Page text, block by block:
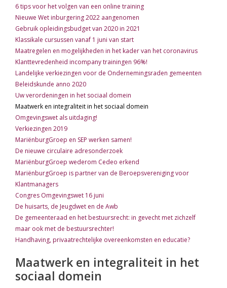
6 tips voor het volgen van een online training
Nieuwe Wet inburgering 2022 aangenomen
Gebruik opleidingsbudget van 2020 in 2021
Klassikale cursussen vanaf 1 juni van start
Maatregelen en mogelijkheden in het kader van het coronavirus
Klanttevredenheid incompany trainingen 96%!
Landelijke verkiezingen voor de Ondernemingsraden gemeenten
Beleidskunde anno 2020
Uw verordeningen in het sociaal domein
Maatwerk en integraliteit in het sociaal domein
Omgevingswet als uitdaging!
Verkiezingen 2019
MariënburgGroep en SEP werken samen!
De nieuwe circulaire adresonderzoek
MariënburgGroep wederom Cedeo erkend
MariënburgGroep is partner van de Beroepsvereniging voor
Klantmanagers
Congres Omgevingswet 16 juni
De huisarts, de Jeugdwet en de Awb
De gemeenteraad en het bestuursrecht: in gevecht met zichzelf
maar ook met de bestuursrechter!
Handhaving, privaatrechtelijke overeenkomsten en educatie?
Maatwerk en integraliteit in het
sociaal domein